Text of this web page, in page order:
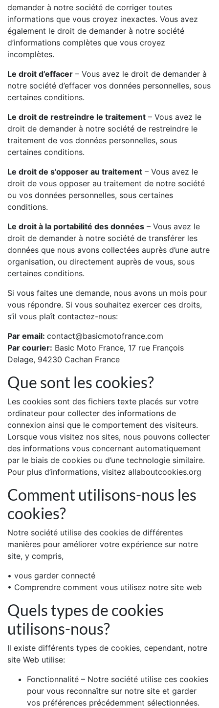
demander à notre société de corriger toutes
informations que vous croyez inexactes. Vous avez
également le droit de demander à notre société
d’informations complètes que vous croyez
incomplètes.
Le droit d’effacer – Vous avez le droit de demander à
notre société d’effacer vos données personnelles, sous
certaines conditions.
Le droit de restreindre le traitement – Vous avez le
droit de demander à notre société de restreindre le
traitement de vos données personnelles, sous
certaines conditions.
Le droit de s’opposer au traitement – Vous avez le
droit de vous opposer au traitement de notre société
ou vos données personnelles, sous certaines
conditions.
Le droit à la portabilité des données – Vous avez le
droit de demander à notre société de transférer les
données que nous avons collectées auprès d’une autre
organisation, ou directement auprès de vous, sous
certaines conditions.
Si vous faites une demande, nous avons un mois pour
vous répondre. Si vous souhaitez exercer ces droits,
s’il vous plaît contactez-nous:
Par email: contact@basicmotofrance.com
Par courier: Basic Moto France, 17 rue François
Delage, 94230 Cachan France
Que sont les cookies?
Les cookies sont des fichiers texte placés sur votre
ordinateur pour collecter des informations de
connexion ainsi que le comportement des visiteurs.
Lorsque vous visitez nos sites, nous pouvons collecter
des informations vous concernant automatiquement
par le biais de cookies ou d’une technologie similaire.
Pour plus d’informations, visitez allaboutcookies.org
Comment utilisons-nous les
cookies?
Notre société utilise des cookies de différentes
manières pour améliorer votre expérience sur notre
site, y compris,
• vous garder connecté
• Comprendre comment vous utilisez notre site web
Quels types de cookies
utilisons-nous?
Il existe différents types de cookies, cependant, notre
site Web utilise:
Fonctionnalité – Notre société utilise ces cookies
pour vous reconnaître sur notre site et garder
vos préférences précédemment sélectionnées.